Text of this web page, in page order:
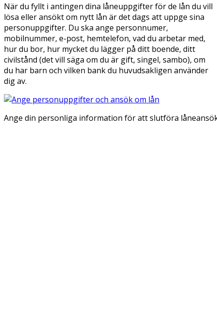
När du fyllt i antingen dina låneuppgifter för de lån du vill
lösa eller ansökt om nytt lån är det dags att uppge sina
personuppgifter. Du ska ange personnumer,
mobilnummer, e-post, hemtelefon, vad du arbetar med,
hur du bor, hur mycket du lägger på ditt boende, ditt
civilstånd (det vill säga om du är gift, singel, sambo), om
du har barn och vilken bank du huvudsakligen använder
dig av.
Ange din personliga information för att slutföra